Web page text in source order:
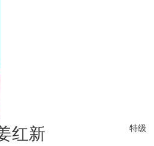
红新 特级